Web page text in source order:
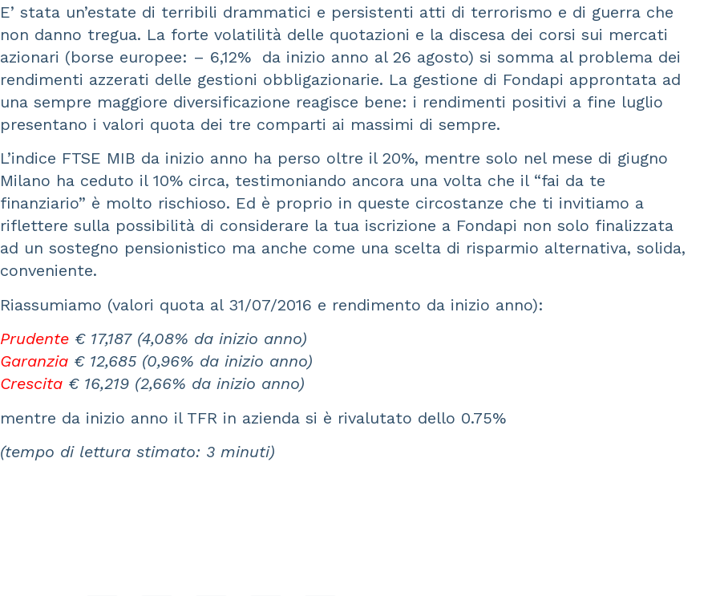
E’ stata un’estate di terribili drammatici e persistenti atti di terrorismo e di guerra che
non danno tregua. La forte volatilità delle quotazioni e la discesa dei corsi sui mercati
azionari (borse europee: – 6,12% da inizio anno al 26 agosto) si somma al problema dei
rendimenti azzerati delle gestioni obbligazionarie. La gestione di Fondapi approntata ad
una sempre maggiore diversificazione reagisce bene: i rendimenti positivi a fine luglio
presentano i valori quota dei tre comparti ai massimi di sempre.
L’indice FTSE MIB da inizio anno ha perso oltre il 20%, mentre solo nel mese di giugno
Milano ha ceduto il 10% circa, testimoniando ancora una volta che il “fai da te
finanziario” è molto rischioso. Ed è proprio in queste circostanze che ti invitiamo a
riflettere sulla possibilità di considerare la tua iscrizione a Fondapi non solo finalizzata
ad un sostegno pensionistico ma anche come una scelta di risparmio alternativa, solida,
conveniente.
Riassumiamo (valori quota al 31/07/2016 e rendimento da inizio anno):
Prudente € 17,187 (4,08% da inizio anno)
Garanzia € 12,685 (0,96% da inizio anno)
Crescita € 16,219 (2,66% da inizio anno)
mentre da inizio anno il TFR in azienda si è rivalutato dello 0.75%
(tempo di lettura stimato: 3 minuti)